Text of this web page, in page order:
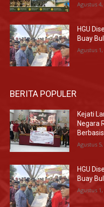
Agustus
HGU
Buay
Agustus
BERITA POPULER
Kejati
Negara
Agustus
HGU
Buay
Agustus